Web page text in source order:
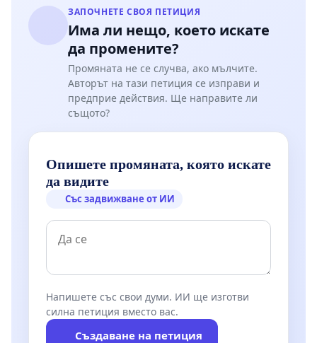
ЗАПОЧНЕТЕ СВОЯ ПЕТИЦИЯ
Има ли нещо, което искате
да промените?
Промяната не се случва, ако мълчите.
Авторът на тази петиция се изправи и
предприе действия. Ще направите ли
същото?
Опишете промяната, която искате
да видите
Със задвижване от ИИ
Напишете със свои думи. ИИ ще изготви
силна петиция вместо вас.
Създаване на петиция